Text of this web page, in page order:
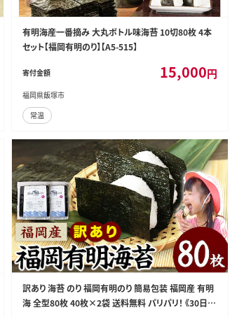
有明海産一番摘み 大丸ボトル味海苔 10切80枚 4本
セット【福岡有明のり】【A5-515】
寄付金額 15,000円
福岡県飯塚市
常温
訳あり 海苔 のり 福岡有明のり 簡易包装 福岡産 有明
海 全型80枚 40枚×2袋 送料無料 パリパリ！ 《30日以